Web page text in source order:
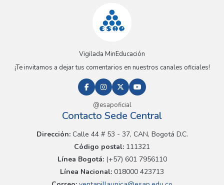
Vigilada MinEducación
¡Te invitamos a dejar tus comentarios en nuestros canales oficiales!
@esapoficial
Contacto Sede Central
Dirección:Calle 44 # 53 - 37, CAN, Bogotá D.C.
Código postal: 111321
Línea Bogotá:(+57) 601 7956110
Línea Nacional: 018000 423713